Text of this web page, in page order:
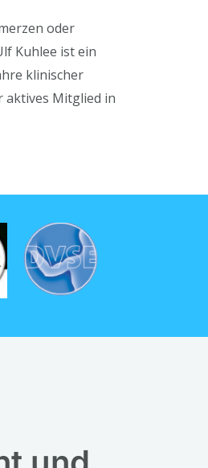
oder
Kuhlee ist ein
klinischer
aktives Mitglied in